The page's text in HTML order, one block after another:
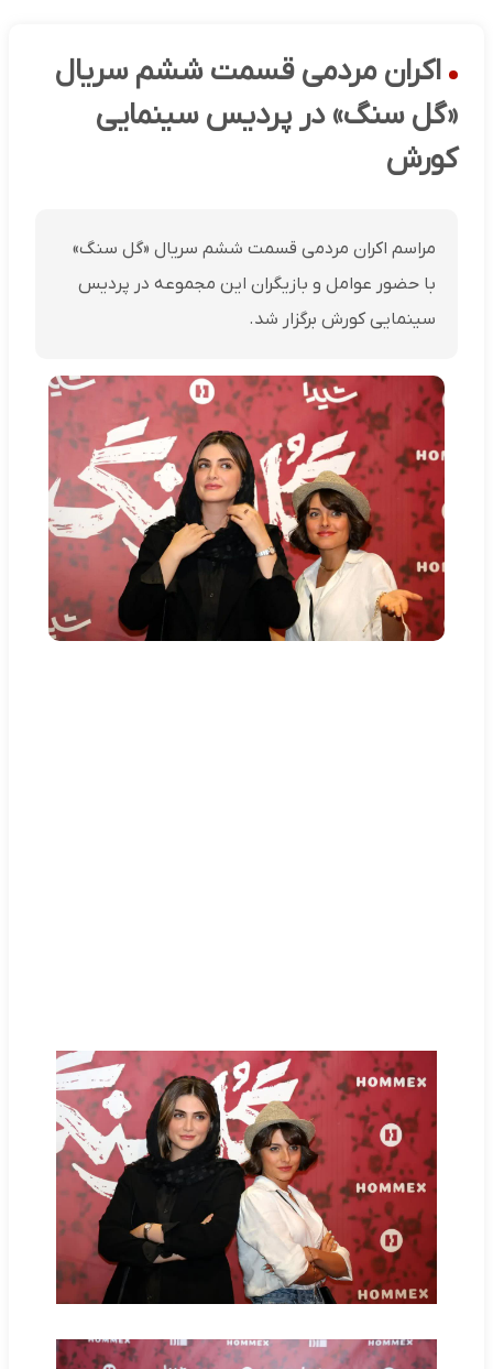
اکران مردمی قسمت ششم سریال
«گل سنگ» در پردیس سینمایی
کورش
مراسم اکران مردمی قسمت ششم سریال «گل سنگ»
با حضور عوامل و بازیگران این مجموعه در پردیس
سینمایی کورش برگزار شد.